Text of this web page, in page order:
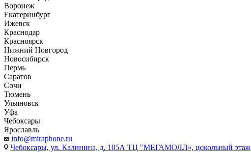
Воронеж
Екатеринбург
Ижевск
Краснодар
Красноярск
Нижний Новгород
Новосибирск
Пермь
Саратов
Сочи
Тюмень
Ульяновск
Уфа
Чебоксары
Ярославль
info@miraphone.ru
Чебоксары, ул. Калинина, д. 105А ТЦ "МЕГАМОЛЛ», цокольный этаж